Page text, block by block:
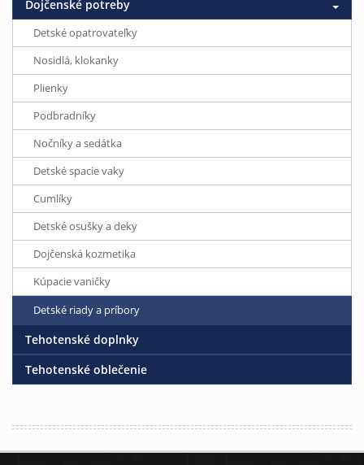
Dojčenské potreby
Detské opatrovateľky
Nosidlá, klokanky
Plienky
Podbradníky
Nočníky a sedátka
Detské spacie vaky
Cumlíky
Detské osušky a deky
Dojčenská kozmetika
Kúpacie vaničky
Detské riady a príbory
Tehotenské doplnky
Tehotenské oblečenie